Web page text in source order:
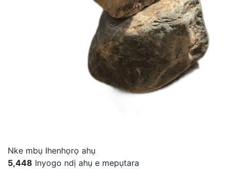
Nke mbụ Ihenhọrọ ahụ
5,448 Inyogo ndị ahụ e mepụtara